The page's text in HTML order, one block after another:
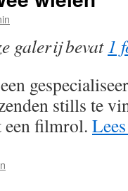
galerij bevat1
stills te
een filmrol.